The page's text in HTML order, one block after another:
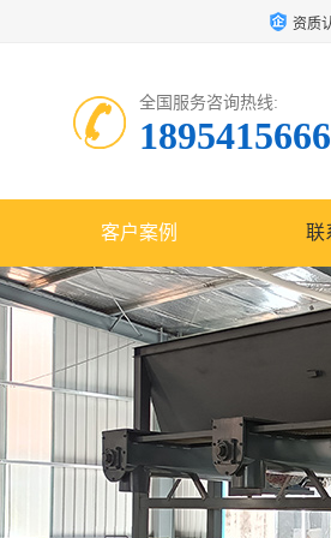
资质
全国服务咨询热线:
客户案例 联